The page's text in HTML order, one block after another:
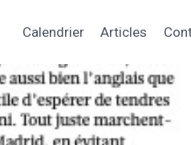
Calendrier Articles